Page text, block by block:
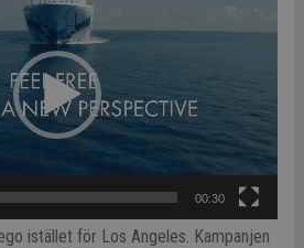
00:30
istället för Los Angeles. Kampanjen